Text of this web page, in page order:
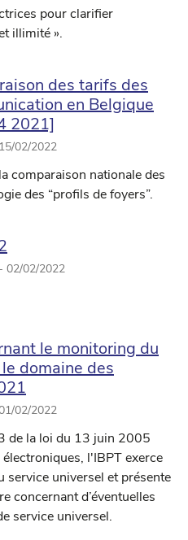
pour clarifier
illimité ».
des tarifs des
en Belgique
2021]
15/02/2022
comparaison nationale des
des “profils de foyers”.
02/02/2022
le monitoring du
domaine des
02/2022
de la loi du 13 juin 2005
l'IBPT exerce
service universel et présente
concernant d’éventuelles
service universel.